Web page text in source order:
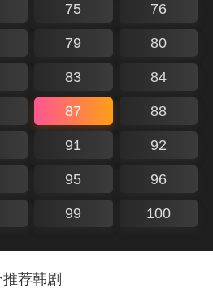
75 76
79 80
83 84
87 88
91 92
95 96
99 100
荐韩剧